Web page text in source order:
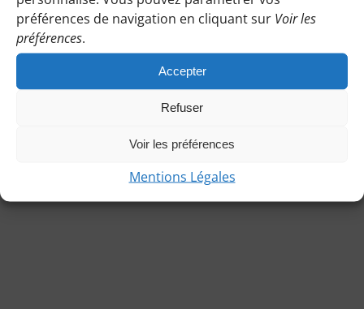
préférences de navigation en cliquant sur Voir les
préférences.
Accepter
Refuser
Voir les préférences
Mentions Légales
vues
S’ABONNER AU CALENDRIER